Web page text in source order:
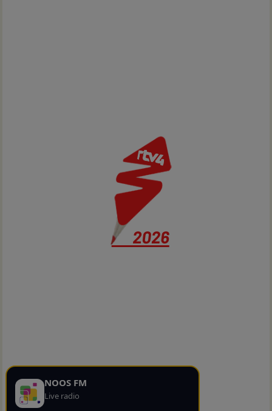
NOOS FM
Live radio